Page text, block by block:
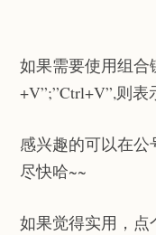
如果需要使用组合
+V”;”Ctrl+V”,则表
感兴趣的可以在公
尽快哈~~
如果觉得实用，点